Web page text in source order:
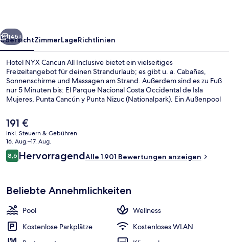
Weiter
145+
ÜbersichtZimmerLageRichtlinien
Hotel NYX Cancun All Inclusive bietet ein vielseitiges
Freizeitangebot für deinen Strandurlaub; es gibt u. a. Cabañas,
Sonnenschirme und Massagen am Strand. Außerdem sind es zu Fuß
nur 5 Minuten bis: El Parque Nacional Costa Occidental de Isla
Mujeres, Punta Cancún y Punta Nizuc (Nationalpark). Ein Außenpool
Massagen, Gesichtsbehandlungen und Aromatherapie verwöhnt
werden. Deck, eins von 4 Restaurants, serviert internationale Küche
und ist zum Mittagessen geöffnet. Als weitere Highlights bietet
diese Unterkunft mit All-inclusive-Leistungen 2 Bars/Lounges, eine
Poolbar und einen Fitnessbereich. Anderen Reisenden gefallen das
hilfsbereite Personal und die Lage in Strandnähe sehr gut.
Der
aktuelle
Preis
beträgt
191 €.
191 €
inkl. Steuern & Gebühren
16. Aug.–17. Aug.
Bewertungen
8,68,6 von 10.
HervorragendAlle 1.901 Bewertungen anzeigen
Beliebte Annehmlichkeiten
Pool
Wellness
Kostenlose Parkplätze
Kostenloses WLAN